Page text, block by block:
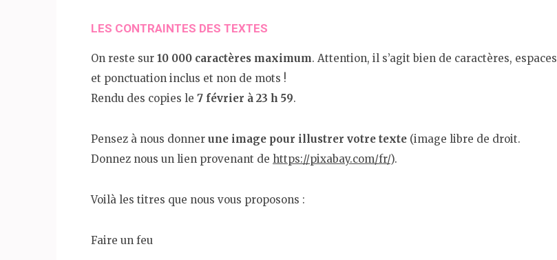
LES CONTRAINTES DES TEXTES
On reste sur 10 000 caractères maximum. Attention, il s’agit bien de caractères, espaces
et ponctuation inclus et non de mots !
Rendu des copies le 7 février à 23 h 59.
Pensez à nous donner une image pour illustrer votre texte (image libre de droit.
Donnez nous un lien provenant de https://pixabay.com/fr/).
Voilà les titres que nous vous proposons :
Faire un feu